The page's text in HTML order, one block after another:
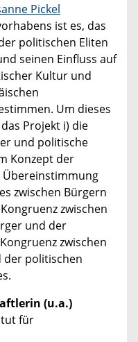
Pickel
ist es, das
politischen Eliten
seinen Einfluss auf
Kultur und
Um dieses
Projekt i) die
und politische
Konzept der
Übereinstimmung
zwischen Bürgern
zwischen
und der
zwischen
der politischen
(u.a.)
für